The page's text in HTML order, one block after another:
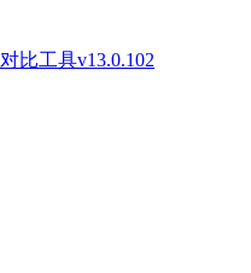
比工具v13.0.102